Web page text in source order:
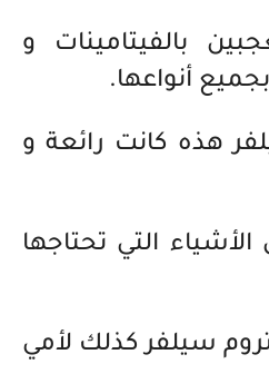
بالفيتامينات و
أنواعها.
هذه كانت رائعة و
التي تحتاجها
سيلفر كذلك لأمي